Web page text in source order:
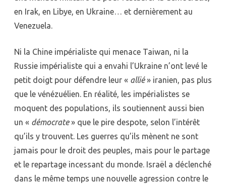
en Irak, en Libye, en Ukraine… et dernièrement au
Venezuela.
Ni la Chine impérialiste qui menace Taiwan, ni la
Russie impérialiste qui a envahi l’Ukraine n’ont levé le
petit doigt pour défendre leur « allié» iranien, pas plus
que le vénézuélien. En réalité, les impérialistes se
moquent des populations, ils soutiennent aussi bien
un « démocrate» que le pire despote, selon l’intérêt
qu’ils y trouvent. Les guerres qu’ils mènent ne sont
jamais pour le droit des peuples, mais pour le partage
et le repartage incessant du monde. Israël a déclenché
dans le même temps une nouvelle agression contre le